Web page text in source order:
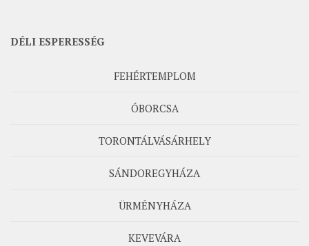
DÉLI ESPERESSÉG
FEHÉRTEMPLOM
ÓBORCSA
TORONTÁLVÁSÁRHELY
SÁNDOREGYHÁZA
ÜRMÉNYHÁZA
KEVEVÁRA